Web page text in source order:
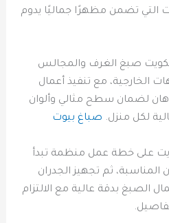
التي تضمن مظهرًا جماليًا يدوم
صبغ الغرف والمجالس
الخارجية، مع تنفيذ أعمال
لضمان سطح مثالي وألوان
لكل منزل. صباغ بيوت
على خطة عمل منظمة تبدأ
المناسبة، ثم تجهيز الجدران
الصبغ بدقة عالية مع الالتزام